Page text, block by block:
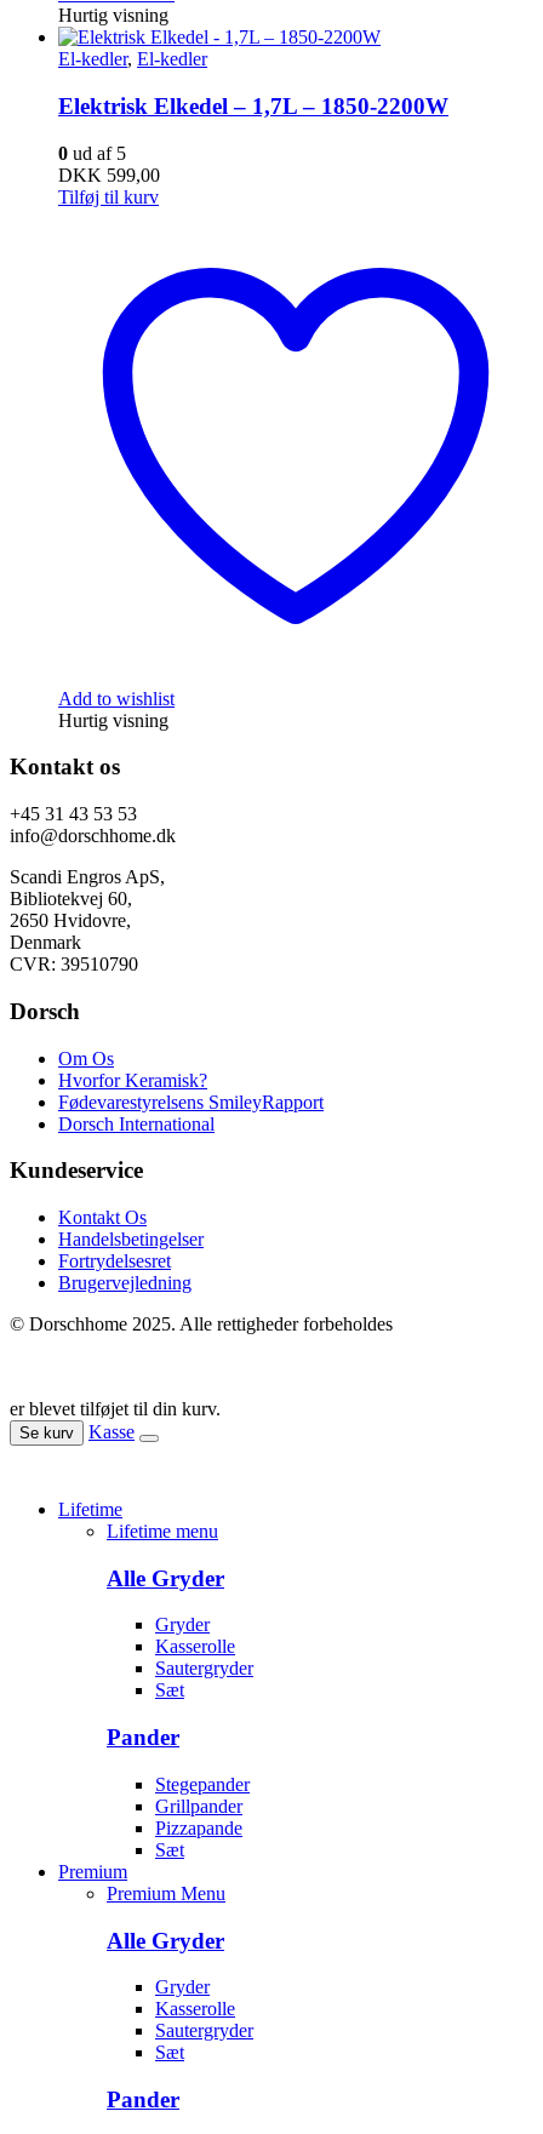
Hurtig visning
El-kedler, El-kedler
Elektrisk Elkedel – 1,7L – 1850-2200W
0 ud af 5
DKK 599,00
Tilføj til kurv
Add to wishlist
Hurtig visning
Kontakt os
+45 31 43 53 53
info@dorschhome.dk
Scandi Engros ApS,
Bibliotekvej 60,
2650 Hvidovre,
Denmark
CVR: 39510790
Dorsch
Om Os
Hvorfor Keramisk?
Fødevarestyrelsens SmileyRapport
Dorsch International
Kundeservice
Kontakt Os
Handelsbetingelser
Fortrydelsesret
Brugervejledning
© Dorschhome 2025. Alle rettigheder forbeholdes
er blevet tilføjet til din kurv.
Se kurv Kasse
Lifetime
Lifetime menu
Alle Gryder
Gryder
Kasserolle
Sautergryder
Sæt
Pander
Stegepander
Grillpander
Pizzapande
Sæt
Premium
Premium Menu
Alle Gryder
Gryder
Kasserolle
Sautergryder
Sæt
Pander